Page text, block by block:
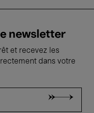
newsletter
et recevez les
dans votre